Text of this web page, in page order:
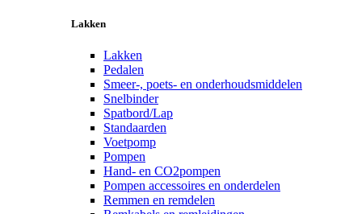
Lakken
Lakken
Pedalen
Smeer-, poets- en onderhoudsmiddelen
Snelbinder
Spatbord/Lap
Standaarden
Voetpomp
Pompen
Hand- en CO2pompen
Pompen accessoires en onderdelen
Remmen en remdelen